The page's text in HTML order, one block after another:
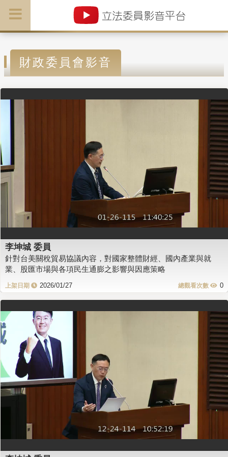
財政委員會影音
李坤城 委員
針對台美關稅貿易協議內容，對國家整體財經、國內產業與就
業、股匯市場與各項民生通膨之影響與因應策略
2026/01/27 0